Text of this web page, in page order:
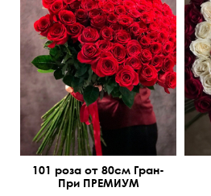
101 роза от 80см Гран-
При ПРЕМИУМ